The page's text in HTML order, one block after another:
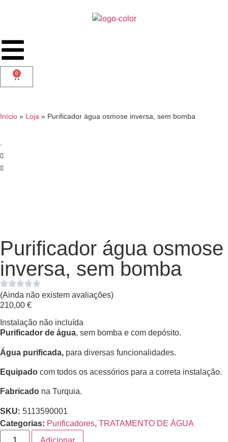
0
Início » Loja » Purificador água osmose inversa, sem bomba
Purificador água osmose
inversa, sem bomba
(Ainda não existem avaliações)
210,00 €
Instalação não incluída
Purificador de água, sem bomba e com depósito.
Água purificada, para diversas funcionalidades.
Equipado com todos os acessórios para a correta instalação.
Fabricado na Turquia.
SKU: 5113590001
Categorias: Purificadores, TRATAMENTO DE ÁGUA
Adicionar